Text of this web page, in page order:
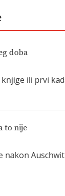
doba
ili prvi
to nije
nakon